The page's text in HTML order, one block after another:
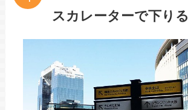
スカレーターで下りる